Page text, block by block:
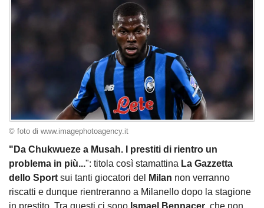
© foto di www.imagephotoagency.it
"Da Chukwueze a Musah. I prestiti di rientro un
problema in più...": titola così stamattina La Gazzetta
dello Sport sui tanti giocatori del Milan non verranno
riscatti e dunque rientreranno a Milanello dopo la stagione